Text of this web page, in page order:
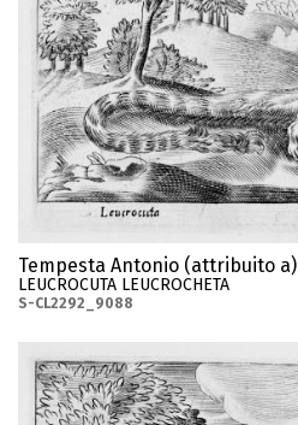
Tempesta Antonio (attribuito a)
LEUCROCUTA LEUCROCHETA
S-CL2292_9088